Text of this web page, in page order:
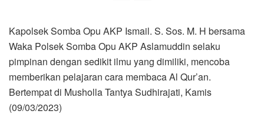
Kapolsek Somba Opu AKP Ismail. S. Sos. M. H bersama
Waka Polsek Somba Opu AKP Aslamuddin selaku
pimpinan dengan sedikit ilmu yang dimiliki, mencoba
memberikan pelajaran cara membaca Al Qur’an.
Bertempat di Musholla Tantya Sudhirajati, Kamis
(09/03/2023)